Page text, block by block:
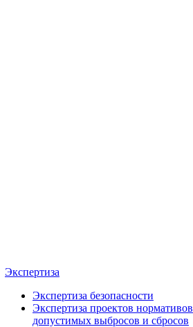
Экспертиза
Экспертиза безопасности
Экспертиза проектов нормативов
допустимых выбросов и сбросов